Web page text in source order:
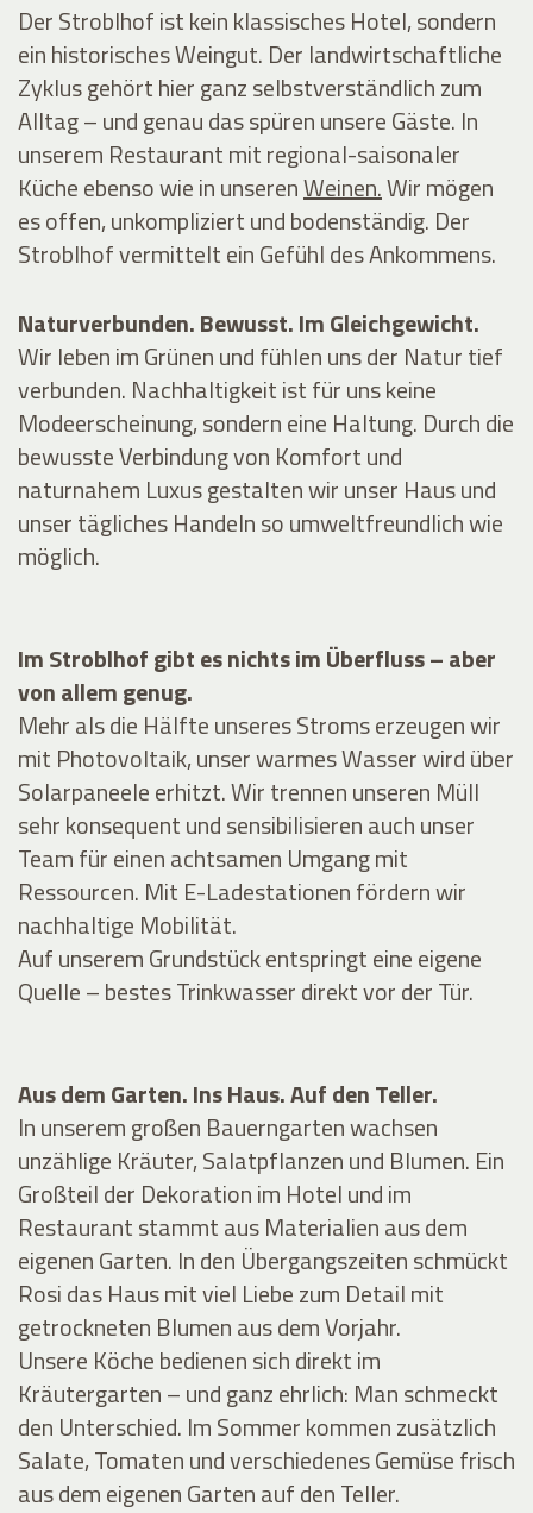
Der Stroblhof ist kein klassisches Hotel, sondern
ein historisches Weingut. Der landwirtschaftliche
Zyklus gehört hier ganz selbstverständlich zum
Alltag – und genau das spüren unsere Gäste. In
unserem Restaurantmit regional-saisonaler
Küche ebenso wie in unserenWeinen.Wir mögen
es offen, unkompliziert und bodenständig. Der
Stroblhof vermittelt ein Gefühl des Ankommens.
Naturverbunden. Bewusst. Im Gleichgewicht.
Wir leben im Grünen und fühlen uns der Natur tief
verbunden. Nachhaltigkeit ist für uns keine
Modeerscheinung, sondern eine Haltung. Durch die
bewusste Verbindung von Komfort und
naturnahem Luxus gestalten wir unser Haus und
unser tägliches Handeln so umweltfreundlich wie
möglich.
Im Stroblhof gibt es nichts im Überfluss – aber
von allem genug.
Mehr als die Hälfte unseres Stroms erzeugen wir
mit Photovoltaik, unser warmes Wasser wird über
Solarpaneele erhitzt. Wir trennen unseren Müll
sehr konsequent und sensibilisieren auch unser
Team für einen achtsamen Umgang mit
Ressourcen. Mit E-Ladestationen fördern wir
nachhaltige Mobilität.
Auf unserem Grundstück entspringt eine eigene
Quelle – bestes Trinkwasser direkt vor der Tür.
Aus dem Garten. Ins Haus. Auf den Teller.
In unserem großen Bauerngarten wachsen
unzählige Kräuter, Salatpflanzen und Blumen. Ein
Großteil der Dekoration im Hotel und im
Restaurant stammt aus Materialien aus dem
eigenen Garten. In den Übergangszeiten schmückt
Rosi das Haus mit viel Liebe zum Detail mit
getrockneten Blumen aus dem Vorjahr.
Unsere Köche bedienen sich direkt im
Kräutergarten – und ganz ehrlich: Man schmeckt
den Unterschied. Im Sommer kommen zusätzlich
Salate, Tomaten und verschiedenes Gemüse frisch
aus dem eigenen Garten auf den Teller.